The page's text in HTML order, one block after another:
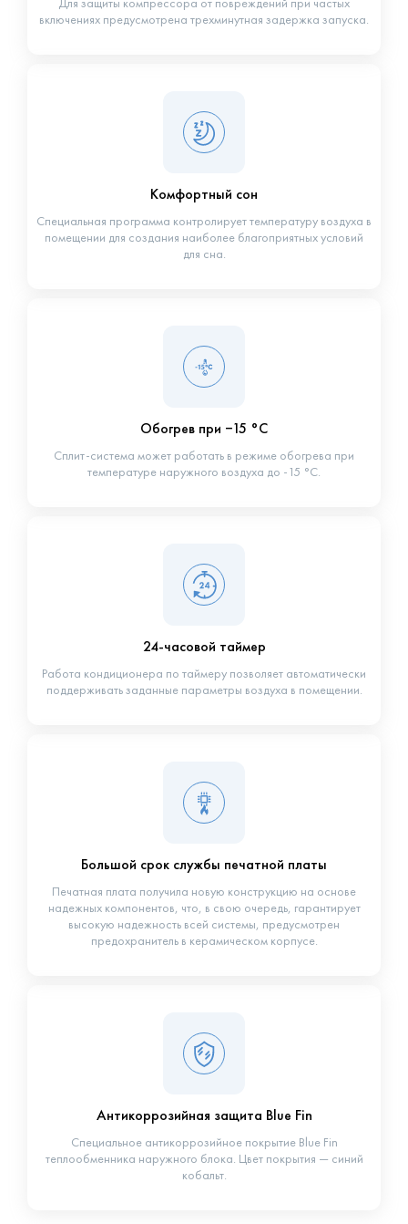
включениях предусмотрена трехминутная задержка запуска.
Комфортный сон
Специальная программа контролирует температуру воздуха в
помещении для создания наиболее благоприятных условий
для сна.
Обогрев при −15 °С
Сплит-система может работать в режиме обогрева при
температуре наружного воздуха до -15 °С.
24-часовой таймер
Работа кондиционера по таймеру позволяет автоматически
поддерживать заданные параметры воздуха в помещении.
Большой срок службы печатной платы
Печатная плата получила новую конструкцию на основе
надежных компонентов, что, в свою очередь, гарантирует
высокую надежность всей системы, предусмотрен
предохранитель в керамическом корпусе.
Антикоррозийная защита Blue Fin
Специальное антикоррозийное покрытие Blue Fin
теплообменника наружного блока. Цвет покрытия — синий
кобальт.